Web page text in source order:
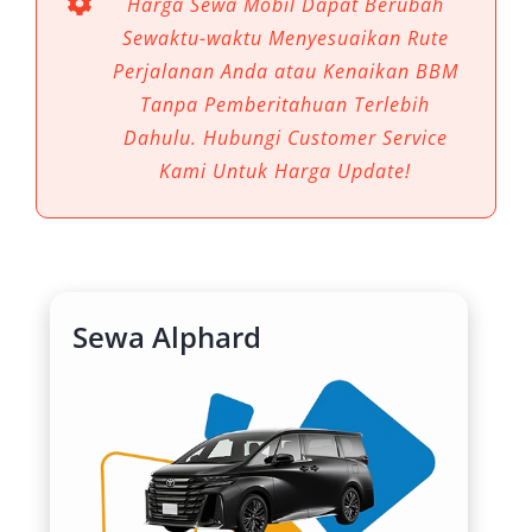
akan transportasi yang nyaman, elegan, dan
berkelas tinggi menjadi prioritas utama. Di
sinilah layanan sewa mobil Alphard Solo hadir
sebagai solusi terbaik bagi siapa pun yang
menginginkan perjalanan berkualitas tanpa
Toyota Alphard dikenal sebagai MPV premium
yang menawarkan kenyamanan kelas atas.
Interiornya yang luas, sistem suspensi halus,
serta fitur-fitur canggih seperti captain seat
dan pendingin otomatis menjadikannya pilihan
ideal untuk tamu VIP, pejabat, rombongan
Sewaktu-waktu Menyesuaikan Rute
Perjalanan Anda atau Kenaikan BBM
Tanpa Pemberitahuan Terlebih
Dahulu. Hubungi Customer Service
Kami Untuk Harga Update!
Sewa Alphard